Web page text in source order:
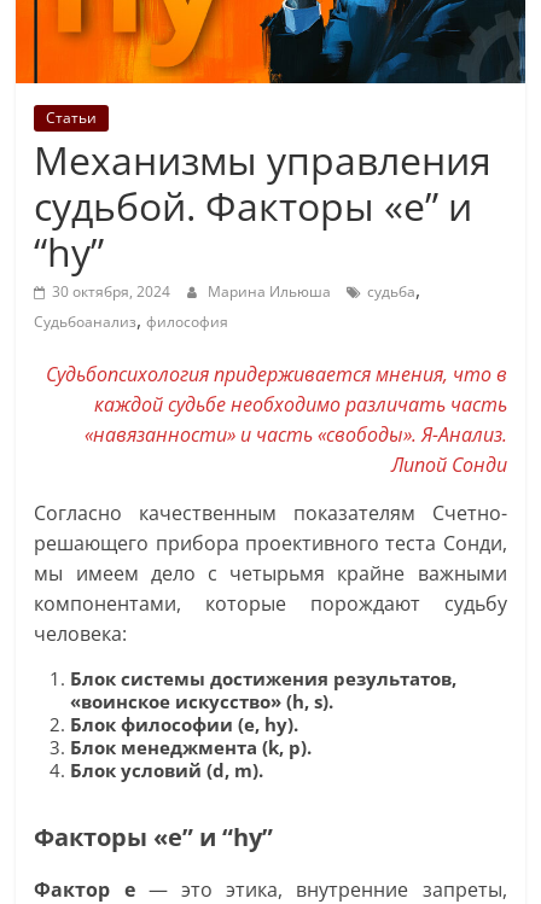
Статьи
Механизмы управления
судьбой. Факторы «e” и
“hy”
30 октября, 2024 Марина Ильюша судьба,
Судьбоанализ,философия
Судьбопсихология придерживается мнения, что в
каждой судьбе необходимо различать часть
«навязанности» и часть «свободы». Я-Анализ.
Липой Сонди
Согласно качественным показателям Счетно-
решающего прибора проективного теста Сонди,
мы имеем дело с четырьмя крайне важными
компонентами, которые порождают судьбу
человека:
Блок системы достижения результатов,
«воинское искусство» (h, s).
Блок философии (e, hy).
Блок менеджмента (k, p).
Блок условий (d, m).
Факторы «e” и “hy”
Фактор e— это этика, внутренние запреты,